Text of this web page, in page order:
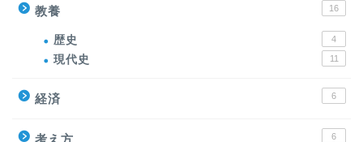
教養 16
歴史 4
現代史 11
経済 6
考え方 6